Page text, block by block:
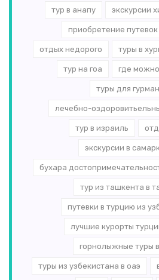
тур в анапу экскурсии
приобретение путевок
отдых недорого туры в
тур на гоа где
туры для
лечебно-
тур в израиль
экскурсии в
бухара
тур из ташкента в
путевки в турцию из
лучшие курорты
горнолыжные туры
туры из узбекистана в оаэ